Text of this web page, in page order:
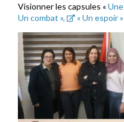
Visionner les capsules «
Un combat »,
« Un espoir »